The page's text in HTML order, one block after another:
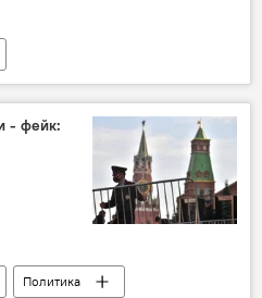
Спецоперация России по защите Донбасса: последние новости
- фейк:
Политика